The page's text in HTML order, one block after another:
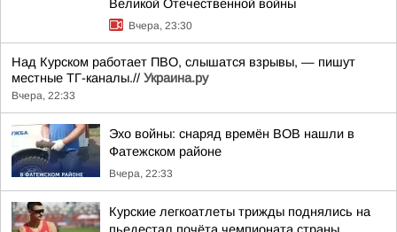
Великой Отечественной войны
Вчера, 23:30
Над Курском работает ПВО, слышатся взрывы, — пишут
местные ТГ-каналы.// Украина.ру
Вчера, 22:33
Эхо войны: снаряд времён ВОВ нашли в
Фатежском районе
Вчера, 22:33
Курские легкоатлеты трижды поднялись на